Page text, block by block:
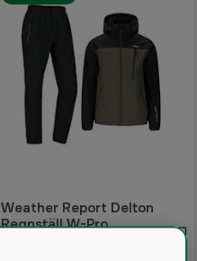
Weather Report Delton
Regnställ W-Pro